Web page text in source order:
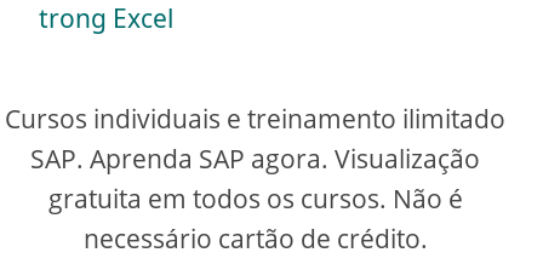
V
i
trong Excel
Cursos individuais e treinamento ilimitado
SAP. Aprenda SAP agora. Visualização
gratuita em todos os cursos. Não é
necessário cartão de crédito.